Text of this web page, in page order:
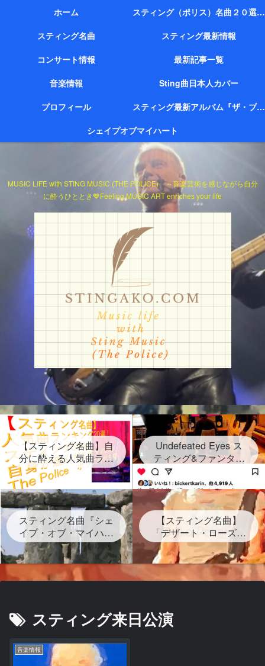
MUSIC LIFE with STING MUSIC (THE POLICE) ～音楽芸術を感じながら自分
に酔うひととき💙Feeling MUSIC ART enriches your life
ホーム
スティング（ポリス）名曲２０選（代表作）
スティング名曲
スティング最新情報
コンサート情報
最新記事一覧
音楽情報
Sting曲日本人カバー
プロフィール
スティング最新アルバム『ザ・ブリッジ』
シェイプオブマイハート
【スティング名曲】自
分に酔える人気曲ラン
キング20選！スティン
グセクシーショットが
放つ Sting自身が選ん
だ２０曲、なんと日本
語だけのタイトルソン
グが存在する？」
Undefeated Eyes ス
ティング&ファンタス
ティック・ネグリート
新曲発表！2024年6月
28日金！グラミー賞受
賞連続3回 しかし再ス
タートは路上だった
スティング名曲『シェ
イプ・オブ・マイハー
ト』ストーンヘンジの
岩の下書かれた曲を宇
多田ヒカルがサンプリ
ング なぜ？映画レオ
【スティング名曲】
「デザート・ローズ」
砂漠のバラは？岩？歌
詞・和訳・背景どんな
曲？
スティング来日公演
音楽情報